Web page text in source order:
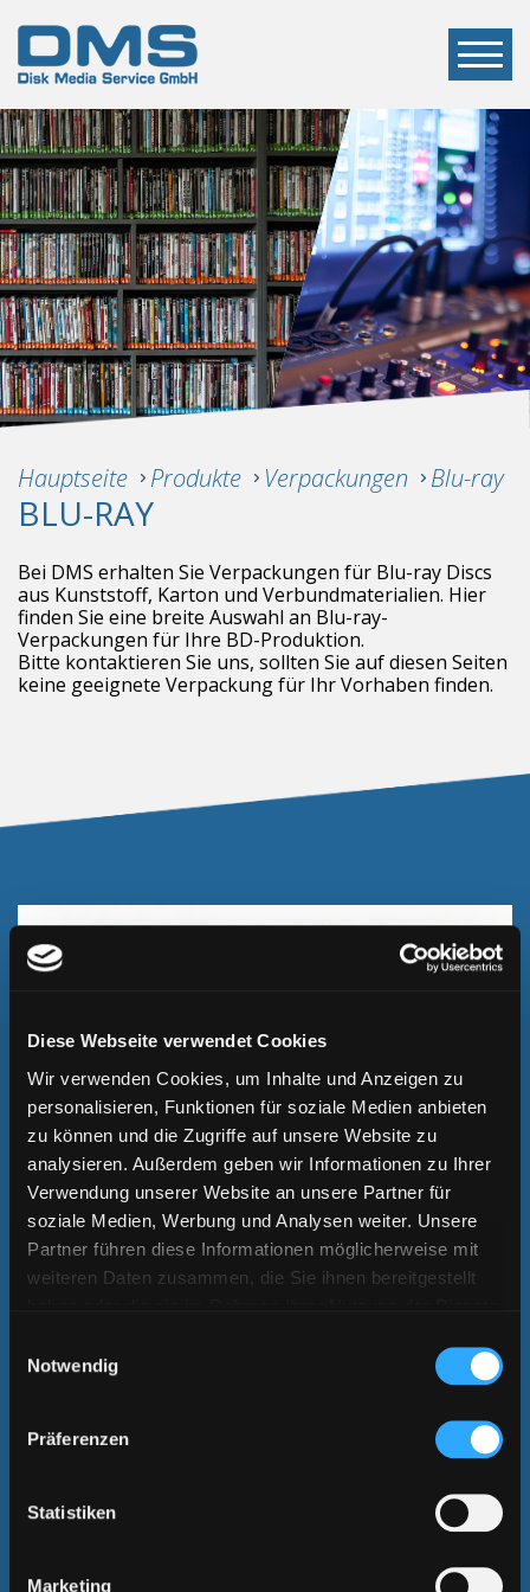
Diese Webseite verwendet Cookies
Wir verwenden Cookies, um Inhalte und Anzeigen zu
personalisieren, Funktionen für soziale Medien anbieten
zu können und die Zugriffe auf unsere Website zu
analysieren. Außerdem geben wir Informationen zu Ihrer
Verwendung unserer Website an unsere Partner für
soziale Medien, Werbung und Analysen weiter. Unsere
Partner führen diese Informationen möglicherweise mit
weiteren Daten zusammen, die Sie ihnen bereitgestellt
Notwendig
Präferenzen
Statistiken
Marketing
Hauptseite Produkte Verpackungen Blu-ray
BLU-RAY
Bei DMS erhalten Sie Verpackungen für Blu-ray Discs
aus Kunststoff, Karton und Verbundmaterialien. Hier
finden Sie eine breite Auswahl an Blu-ray-
Verpackungen für Ihre BD-Produktion.
Bitte kontaktieren Sie uns, sollten Sie auf diesen Seiten
keine geeignete Verpackung für Ihr Vorhaben finden.
KUNSTSTOFF
Verpackungen aus Kunststoff für Ihre Blu-ray-Produktion? Hier
finden Sie eine Aufstellung möglicher Varianten.